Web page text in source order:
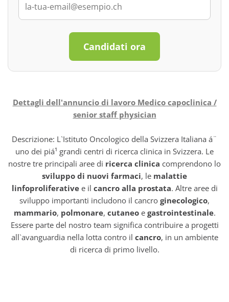
Candidati ora
Dettagli dell'annuncio di lavoro Medico capoclinica /
senior staff physician
Descrizione: L`Istituto Oncologico della Svizzera Italiana á¨
uno dei piá¹ grandi centri di ricerca clinica in Svizzera. Le
nostre tre principali aree di ricerca clinica comprendono lo
sviluppo di nuovi farmaci, le malattie
linfoproliferativee il cancro alla prostata. Altre aree di
sviluppo importanti includono il cancro ginecologico,
mammario, polmonare, cutaneoe gastrointestinale.
Essere parte del nostro team significa contribuire a progetti
all`avanguardia nella lotta contro il cancro, in un ambiente
di ricerca di primo livello.